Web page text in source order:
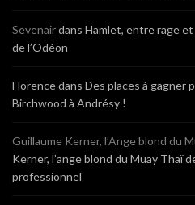
Sevenairdans Hamlet, entre rage
de l’Odéon
Florencedans Des places à gagner
Birchwood à Andrésy !
Guillaume Kerner, l’Ange blond du
Kerner, l’ange blond du Muay Thaï
professionnel